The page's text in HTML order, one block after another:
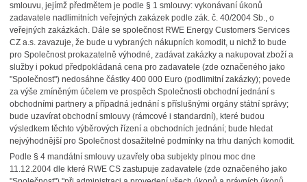
smlouvu, jejímž předmětem je podle § 1 smlouvy: vykonávaní úkonů
zadavatele nadlimitních veřejných zakázek podle zák. č. 40/2004 Sb., o
veřejných zakázkách. Dále se společnost RWE Energy Customers Services
CZ a.s. zavazuje, že bude u vybraných nákupních komodit, u nichž to bude
pro Společnost prokazatelně výhodné, zadávat zakázky a nakupovat zboží a
služby i pokud předpokládaná cena pro zadavatele (zde označeného jako
"Společnost") nedosáhne částky 400 000 Euro (podlimitní zakázky); povede
za výše zmíněným účelem ve prospěch Společnosti obchodní jednání s
obchodními partnery a případná jednání s příslušnými orgány státní správy;
bude uzavírat obchodní smlouvy (rámcové i standardní), které budou
výsledkem těchto výběrových řízení a obchodních jednání; bude hledat
nejvýhodnější pro Společnost dosažitelné podmínky na trhu daných komodit.
Podle § 4 mandátní smlouvy uzavřely oba subjekty plnou moc dne
11.12.2004 dle které RWE CS zastupuje zadavatele (zde označeného jako